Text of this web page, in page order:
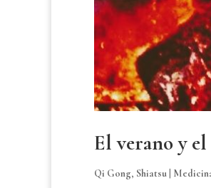
El verano y
Qi Gong, Shiatsu